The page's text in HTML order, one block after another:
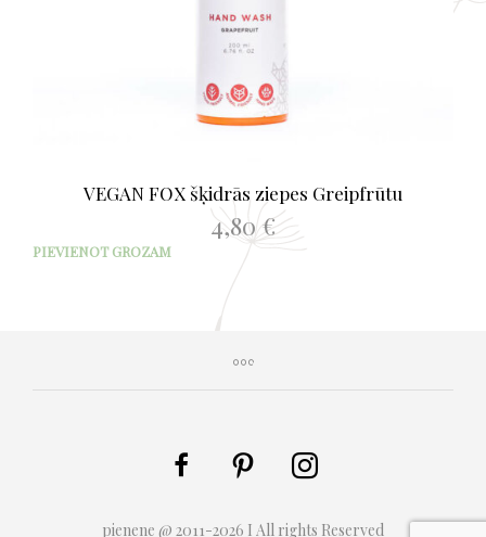
VEGAN FOX šķidrās ziepes Greipfrūtu
4,80€
PIEVIENOT GROZAM
pienene @ 2011-2026 I All rights Reserved